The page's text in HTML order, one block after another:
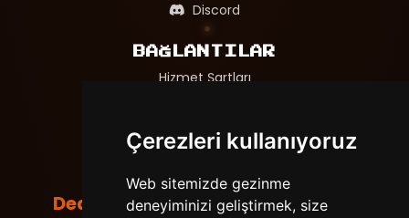
Çerezleri kullanıyoruz
Web sitemizde gezinme
deneyiminizi geliştirmek, size
Discord
BAĞLANTILAR
Hizmet Şartları
DedeNetworkTüm hakları saklıdır. © 2026